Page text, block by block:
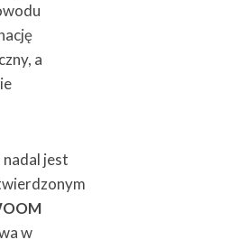
a
nadal jest
w